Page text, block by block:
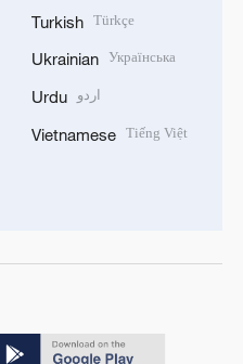
Turkish Türkçe
Ukrainian Українська
Urdu اردو
Vietnamese Tiếng Việt